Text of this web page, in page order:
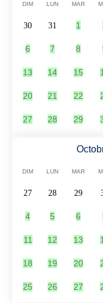
DIM LUN MAR
30 31 1
6 7 8
13 14 15
20 21 22
27 28 29
DIM LUN MAR
27 28 29
4 5 6
11 12 13
18 19 20
25 26 27